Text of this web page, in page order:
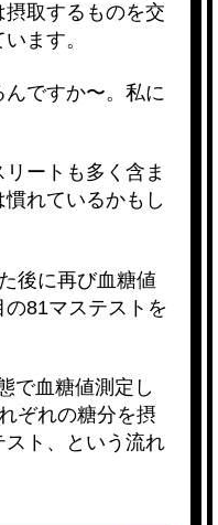
摂取するものを交
ます。
ですか〜。私に
ートも多く含ま
れているかもし
後に再び血糖値
81マステストを
で血糖値測定し
ぞれの糖分を摂
ト、という流れ